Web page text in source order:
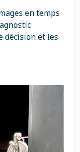
en temps
décision et les